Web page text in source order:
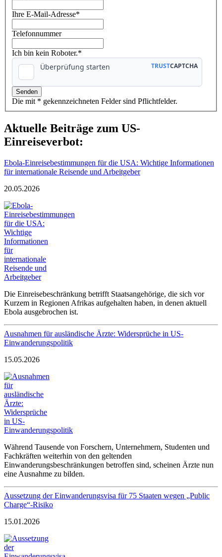
Ihre E-Mail-Adresse*
Telefonnummer
Ich bin kein Roboter.*
Die mit * gekennzeichneten Felder sind Pflichtfelder.
Aktuelle Beiträge zum US-
Einreiseverbot:
Ebola-Einreisebestimmungen für die USA: Wichtige Informationen
für internationale Reisende und Arbeitgeber
20.05.2026
Die Einreisebeschränkung betrifft Staatsangehörige, die sich vor
Kurzem in Regionen Afrikas aufgehalten haben, in denen aktuell
Ebola ausgebrochen ist.
Ausnahmen für ausländische Ärzte: Widersprüche in US-
Einwanderungspolitik
15.05.2026
Während Tausende von Forschern, Unternehmern, Studenten und
Fachkräften weiterhin von den geltenden
Einwanderungsbeschränkungen betroffen sind, scheinen Ärzte nun
eine Ausnahme zu bilden.
Aussetzung der Einwanderungsvisa für 75 Staaten wegen „Public
Charge“-Risiko
15.01.2026